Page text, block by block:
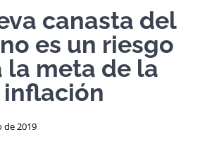
canasta del
es un riesgo
la meta de la
inflación
de 2019